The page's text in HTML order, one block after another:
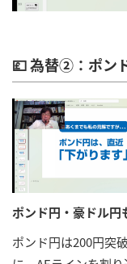
💷 為替②：ポン
ポンド円・豪ドル円
ポンド円は200円突